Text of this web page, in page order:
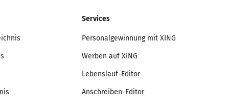
Services
Personalgewinnung mit XING
Werben auf XING
Lebenslauf-Editor
Anschreiben-Editor